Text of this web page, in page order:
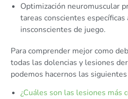
Optimización neuromuscular
tareas conscientes específicas
insconscientes de juego.
Para comprender mejor como
todas las dolencias y lesiones
podemos hacernos las
¿Cuáles son las lesiones más